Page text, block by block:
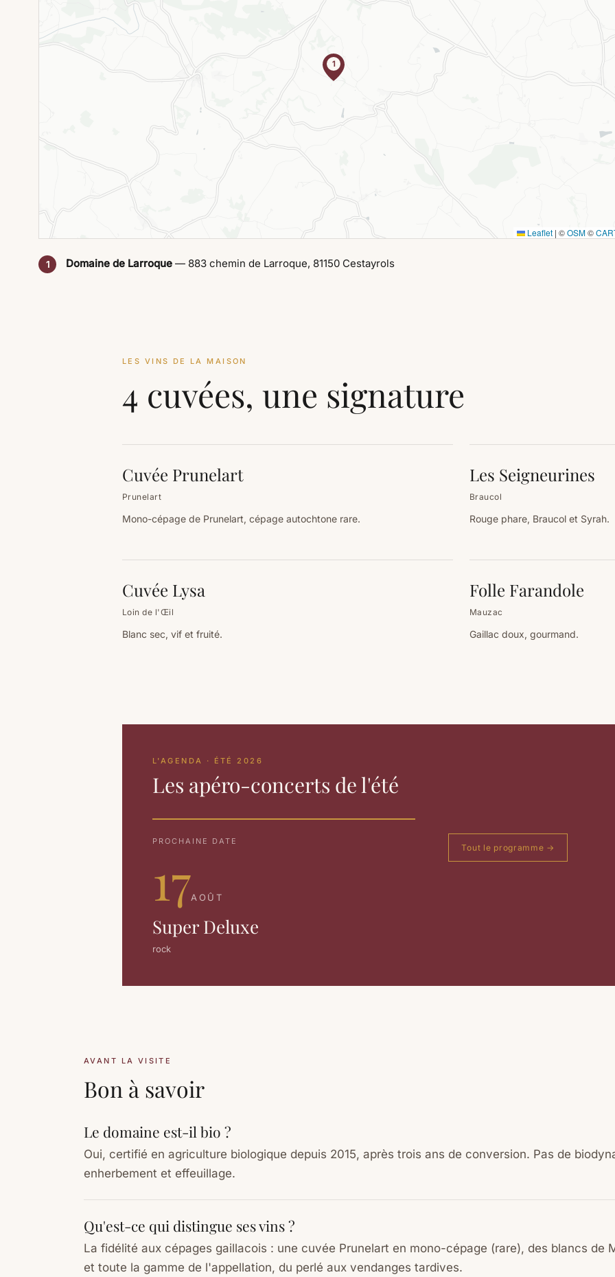
1
Leaflet | ©OSM©
1 Domaine de Larroque — 883 chemin de Larroque, 81150 Cestayrols
LES VINS DE LA MAISON
4 cuvées, une signature
Cuvée Prunelart
Prunelart
Mono-cépage de Prunelart, cépage autochtone rare.
Les Seigneurines
Braucol
Rouge phare, Braucol et Syrah.
Cuvée Lysa
Loin de l'Œil
Blanc sec, vif et fruité.
Folle Farandole
Mauzac
Gaillac doux, gourmand.
L'AGENDA · ÉTÉ 2026
Les apéro-concerts de l'été
PROCHAINE DATE
17AOÛT
Super Deluxe
rock
Tout le programme →
AVANT LA VISITE
Bon à savoir
Le domaine est-il bio ?
Oui, certifié en agriculture biologique depuis 2015, après trois ans de conversion. Pas de
enherbement et effeuillage.
Qu'est-ce qui distingue ses vins ?
La fidélité aux cépages gaillacois : une cuvée Prunelart en mono-cépage (rare), des blancs
et toute la gamme de l'appellation, du perlé aux vendanges tardives.